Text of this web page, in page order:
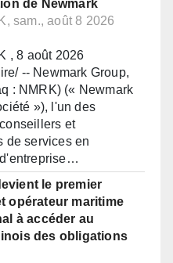
de Newmark
sam., août 8 2026
, 8 août 2026
-- Newmark Group,
: NMRK) (« Newmark
»), l'un des
et
de services en
le premier
opérateur maritime
à accéder au
des obligations